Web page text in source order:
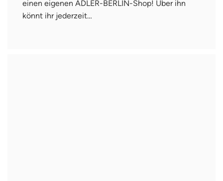
einen eigenen ADLER-BERLIN-Shop! Über ihn
könnt ihr jederzeit…